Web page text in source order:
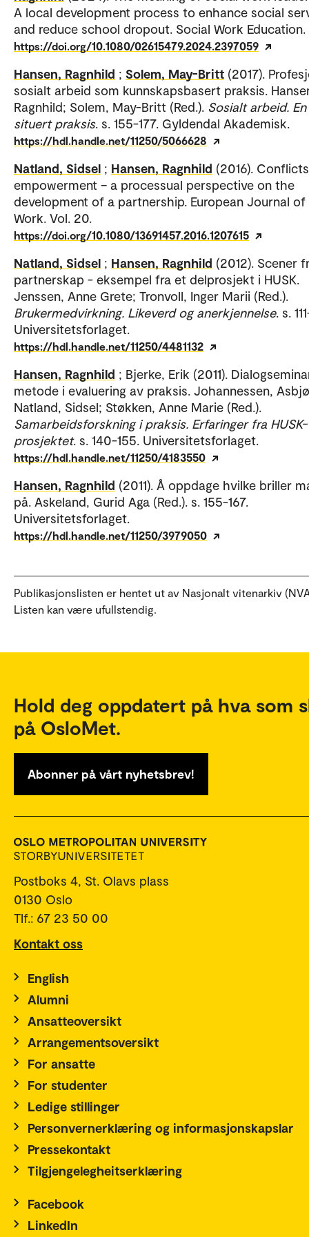
A local development process to enhance social
and reduce school dropout. Social Work Education.
https://doi.org/10.1080/02615479.2024.2397059
Hansen, Ragnhild ; Solem, May-Britt (2017).
sosialt arbeid som kunnskapsbasert praksis.
Ragnhild; Solem, May-Britt (Red.). Sosialt arbeid. En
situert praksis. s. 155-177. Gyldendal Akademisk.
https://hdl.handle.net/11250/5066628
Natland, Sidsel ; Hansen, Ragnhild (2016).
empowerment – a processual perspective on the
development of a partnership. European Journal of
Work. Vol. 20.
https://doi.org/10.1080/13691457.2016.1207615
Natland, Sidsel ; Hansen, Ragnhild (2012). Scener
partnerskap - eksempel fra et delprosjekt i HUSK.
Jenssen, Anne Grete; Tronvoll, Inger Marii (Red.).
Brukermedvirkning. Likeverd og anerkjennelse. s.
Universitetsforlaget.
https://hdl.handle.net/11250/4481132
Hansen, Ragnhild ; Bjerke, Erik (2011).
metode i evaluering av praksis. Johannessen,
Natland, Sidsel; Støkken, Anne Marie (Red.).
Samarbeidsforskning i praksis. Erfaringer fra HUSK-
prosjektet. s. 140-155. Universitetsforlaget.
https://hdl.handle.net/11250/4183550
Hansen, Ragnhild (2011). Å oppdage hvilke briller
på. Askeland, Gurid Aga (Red.). s. 155-167.
Universitetsforlaget.
https://hdl.handle.net/11250/3979050
Publikasjonslisten er hentet ut av Nasjonalt vitenarkiv
Listen kan være ufullstendig.
Hold deg oppdatert på hva som
på OsloMet.
Abonner på vårt nyhetsbrev!
Postboks 4, St. Olavs plass
0130 Oslo
Tlf.: 67 23 50 00
Kontakt oss
English
Alumni
Ansatteoversikt
Arrangementsoversikt
For ansatte
For studenter
Ledige stillinger
Personvernerklæring og informasjonskapslar
Pressekontakt
Tilgjengelegheitserklæring
Facebook
LinkedIn